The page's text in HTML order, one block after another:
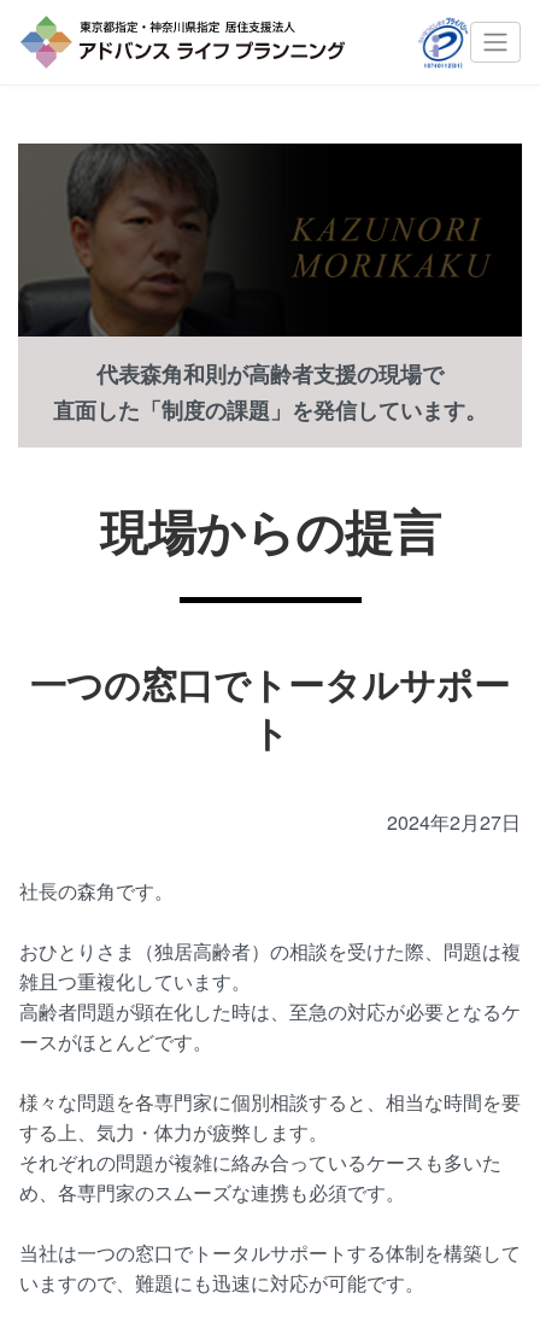
代表森角和則が高齢者支援の現場で
直面した「制度の課題」を発信しています。
現場からの提言
一つの窓口でトータルサポー
ト
2024年2月27日
社長の森角です。
おひとりさま（独居高齢者）の相談を受けた際、問題は複
雑且つ重複化しています。
高齢者問題が顕在化した時は、至急の対応が必要となるケ
ースがほとんどです。
様々な問題を各専門家に個別相談すると、相当な時間を要
する上、気力・体力が疲弊します。
それぞれの問題が複雑に絡み合っているケースも多いた
め、各専門家のスムーズな連携も必須です。
当社は一つの窓口でトータルサポートする体制を構築して
いますので、難題にも迅速に対応が可能です。